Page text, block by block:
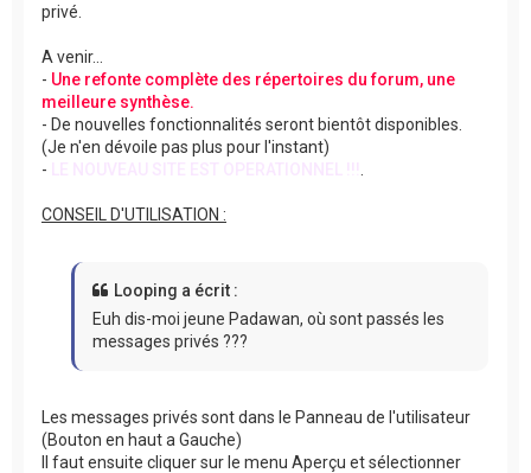
privé.
A venir...
- Une refonte complète des répertoires du forum, une
meilleure synthèse.
- De nouvelles fonctionnalités seront bientôt disponibles.
(Je n'en dévoile pas plus pour l'instant)
-
LE NOUVEAU SITE EST OPERATIONNEL !!!
CONSEIL D'UTILISATION :
Looping a écrit :
Euh dis-moi jeune Padawan, où sont passés les
messages privés ???
Les messages privés sont dans le Panneau de l'utilisateur
(Bouton en haut a Gauche)
Il faut ensuite cliquer sur le menu Aperçu et sélectionner